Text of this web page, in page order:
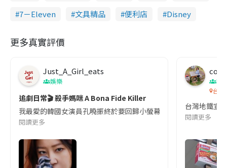
7－Eleven
文具精品 便利店 Disney
更多真實評價
Just_A_Girl_eats
娛樂
追劇日常🎬 殺手媽咪 A Bona Fide Killer
我最愛的韓國女演員孔曉振終於要回歸小螢幕啦!這次的劇本改編
閱讀更多
co
吹
台灣
台灣地鐵宣
閱讀更多